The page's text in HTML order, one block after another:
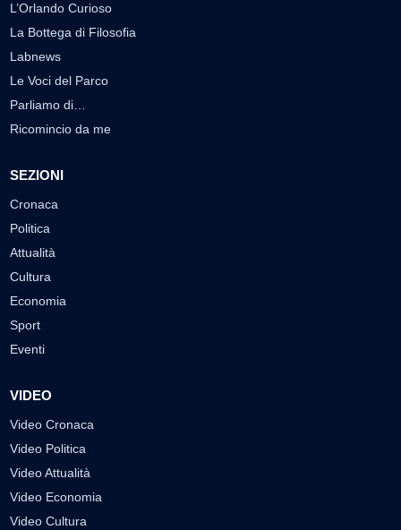
L’Orlando Curioso
La Bottega di Filosofia
Labnews
Le Voci del Parco
Parliamo di…
Ricomincio da me
SEZIONI
Cronaca
Politica
Attualità
Cultura
Economia
Sport
Eventi
VIDEO
Video Cronaca
Video Politica
Video Attualità
Video Economia
Video Cultura